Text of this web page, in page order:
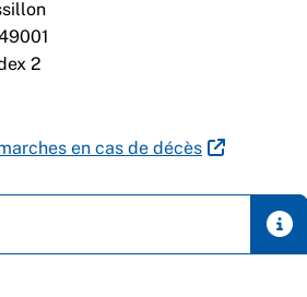
2
en cas de décès